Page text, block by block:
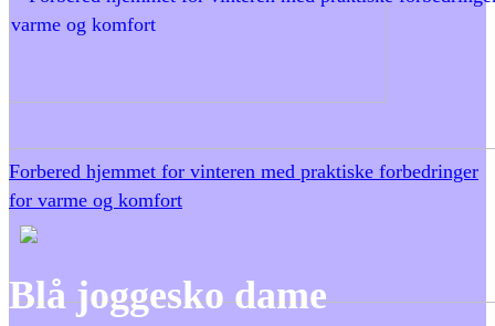
Forbered hjemmet for vinteren med praktiske forbedringer
for varme og komfort
Blå joggesko dame